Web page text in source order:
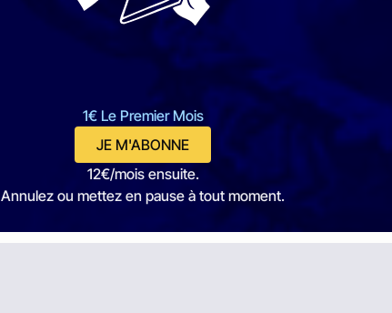
1€ Le Premier Mois
JE M'ABONNE
12€/mois ensuite.
Annulez ou mettez en pause à tout moment.